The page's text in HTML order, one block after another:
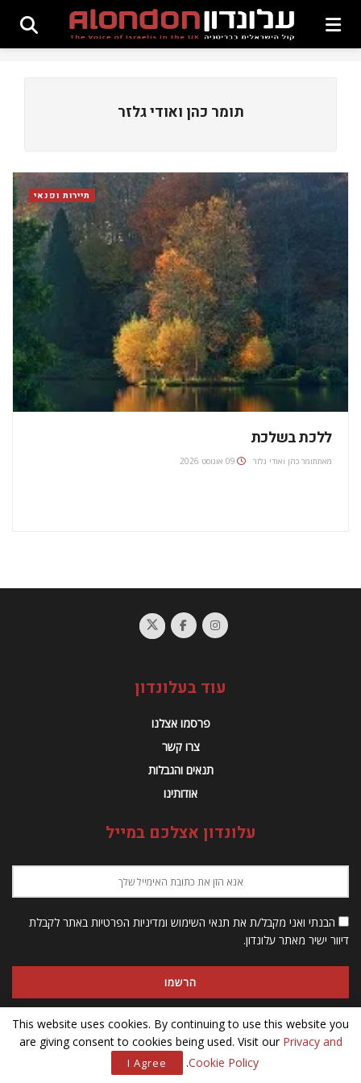
תומר כהן ואודי גלזר
תיירות ופנאי
ללכת בשלכת
מאתתומר כהן ואודי גלזר 09 אוגוסט 2026
עוד בעלונדון
פרסמו אצלנו
צרו קשר
תנאים והגבלות
אודותינו
עלונדון אצלכם במייל
הבנתי ואני מקבל/ת את תנאי השימוש ומדיניות הפרטיות באתר לקבלת
דיוור ישיר מאתר עלונדון.
This website uses cookies. By continuing to use this website you
are giving consent to cookies being used. Visit our Privacy and
Cookie Policy
.
I Agree